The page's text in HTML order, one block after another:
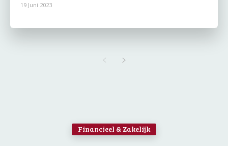
19 Juni 2023